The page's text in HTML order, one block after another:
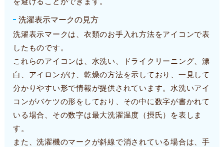
洗濯表示マークの見方
洗濯表示マークは、衣類のお手入れ方法をアイコンで表
したものです。
これらのアイコンは、水洗い、ドライクリーニング、漂
白、アイロンがけ、乾燥の方法を示しており、一見して
分かりやすい形で情報が提供されています。水洗いアイ
コンがバケツの形をしており、その中に数字が書かれて
いる場合、その数字は最大洗濯温度（摂氏）を表しま
す。
また、洗濯機のマークが斜線で消されている場合は、手